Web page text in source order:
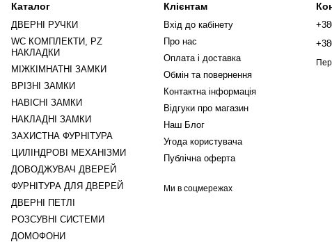
Каталог
ДВЕРНІ РУЧКИ
WC КОМПЛЕКТИ, PZ
НАКЛАДКИ
МІЖКІМНАТНІ ЗАМКИ
ВРІЗНІ ЗАМКИ
НАВІСНІ ЗАМКИ
НАКЛАДНІ ЗАМКИ
ЗАХИСТНА ФУРНІТУРА
ЦИЛІНДРОВІ МЕХАНІЗМИ
ДОВОДЖУВАЧ ДВЕРЕЙ
ФУРНІТУРА ДЛЯ ДВЕРЕЙ
ДВЕРНІ ПЕТЛІ
РОЗСУВНІ СИСТЕМИ
ДОМОФОНИ
Клієнтам
Вхід до кабінету
Про нас
Оплата і доставка
Обмін та повернення
Контактна інформація
Відгуки про магазин
Наш Блог
Угода користувача
Публічна оферта
Ми в соцмережах